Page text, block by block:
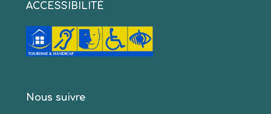
ACCESSIBILITÉ
Nous suivre